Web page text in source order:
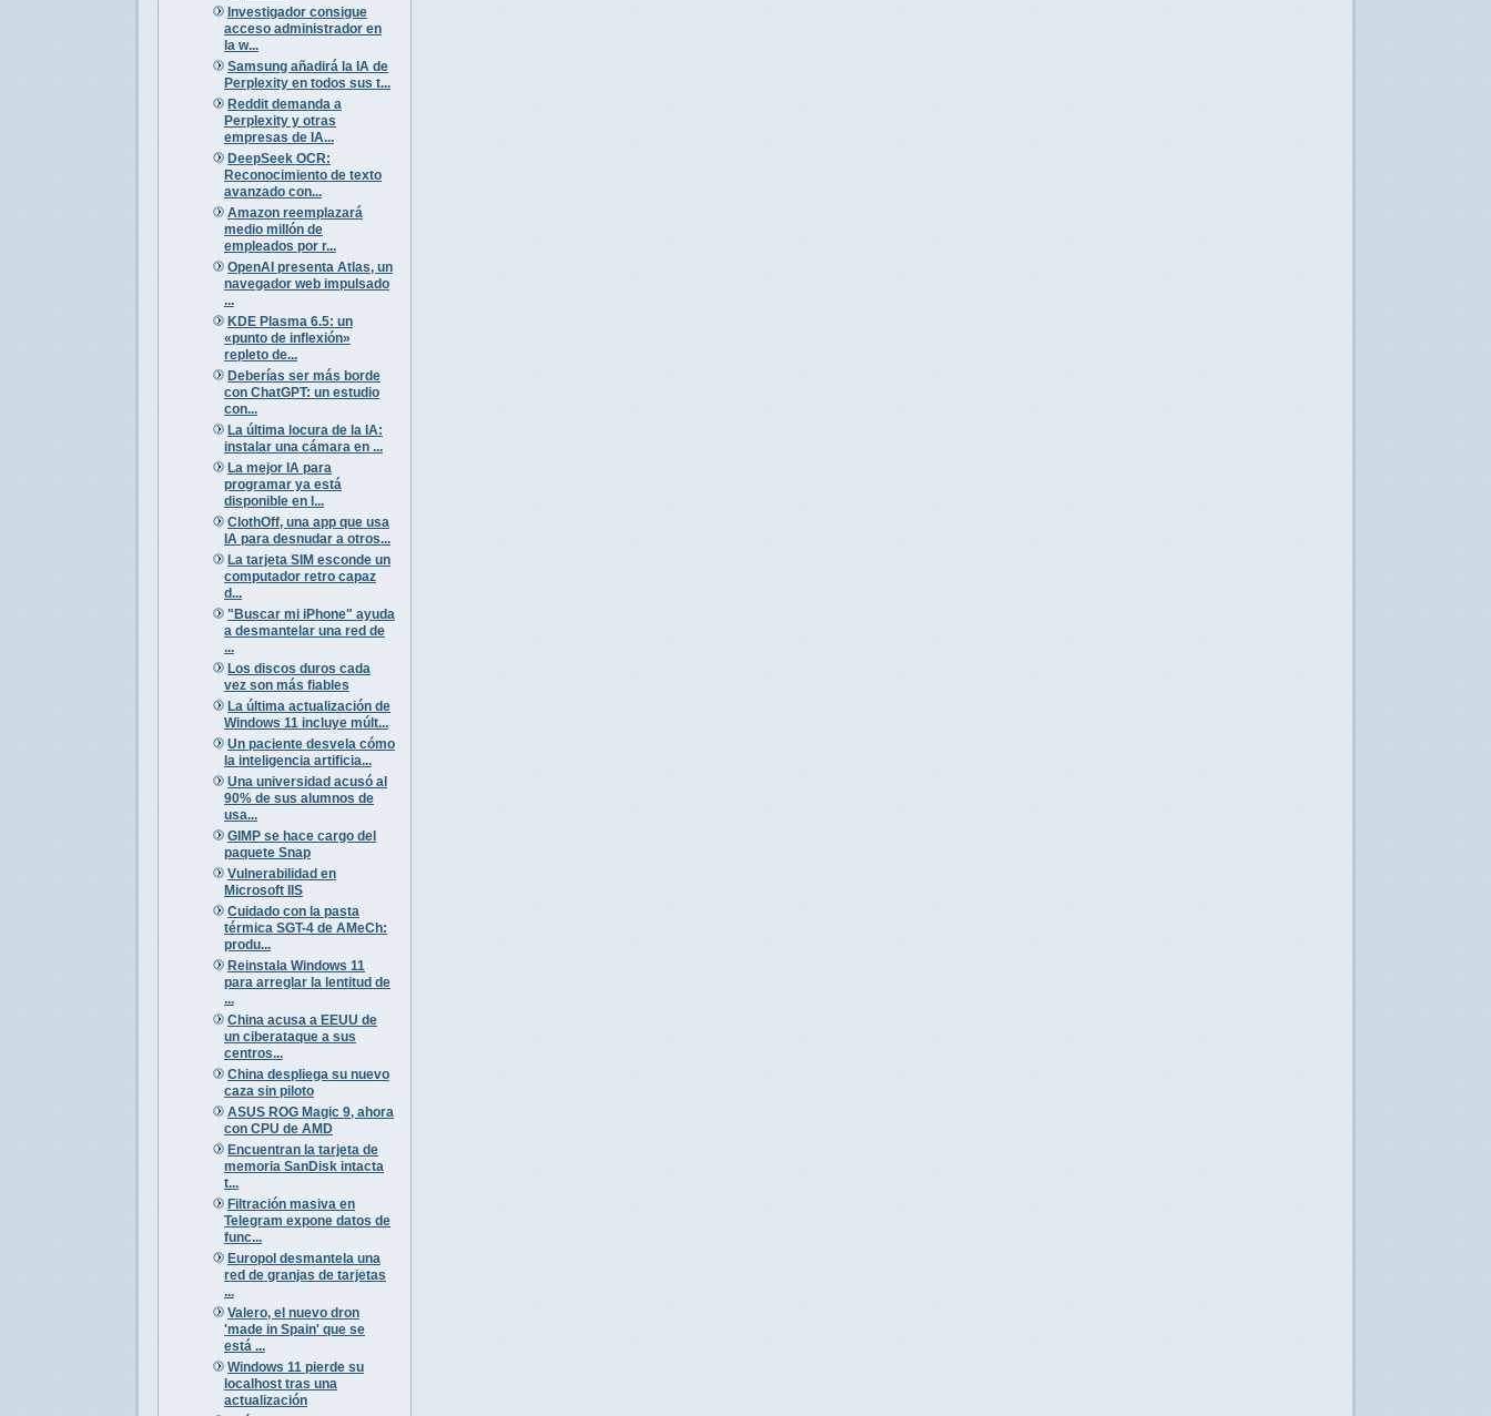
Investigador consigue
acceso administrador en
la w...
Samsung añadirá la IA de
Perplexity en todos sus t...
Reddit demanda a
Perplexity y otras
empresas de IA...
DeepSeek OCR:
Reconocimiento de texto
avanzado con...
Amazon reemplazará
medio millón de
empleados por r...
OpenAI presenta Atlas, un
navegador web impulsado
...
KDE Plasma 6.5: un
«punto de inflexión»
repleto de...
Deberías ser más borde
con ChatGPT: un estudio
con...
La última locura de la IA:
instalar una cámara en ...
La mejor IA para
programar ya está
disponible en l...
ClothOff, una app que usa
IA para desnudar a otros...
La tarjeta SIM esconde un
computador retro capaz
d...
"Buscar mi iPhone" ayuda
a desmantelar una red de
...
Los discos duros cada
vez son más fiables
La última actualización de
Windows 11 incluye múlt...
Un paciente desvela cómo
la inteligencia artificia...
Una universidad acusó al
90% de sus alumnos de
usa...
GIMP se hace cargo del
paquete Snap
Vulnerabilidad en
Microsoft IIS
Cuidado con la pasta
térmica SGT-4 de AMeCh:
produ...
Reinstala Windows 11
para arreglar la lentitud de
...
China acusa a EEUU de
un ciberataque a sus
centros...
China despliega su nuevo
caza sin piloto
ASUS ROG Magic 9, ahora
con CPU de AMD
Encuentran la tarjeta de
memoria SanDisk intacta
t...
Filtración masiva en
Telegram expone datos de
func...
Europol desmantela una
red de granjas de tarjetas
...
Valero, el nuevo dron
'made in Spain' que se
está ...
Windows 11 pierde su
localhost tras una
actualización